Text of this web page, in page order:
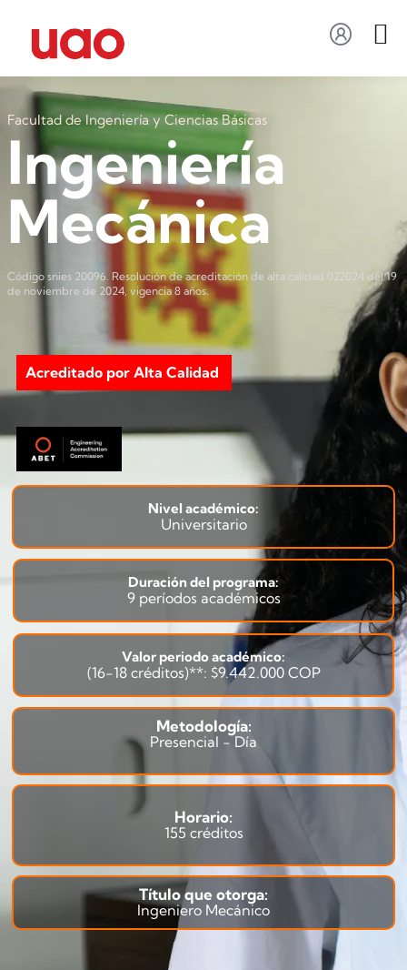
Facultad de Ingeniería y Ciencias Básicas
Ingeniería
Mecánica
Código snies 20096. Resolución de acreditación de alta calidad 022024 del 19
de noviembre de 2024, vigencia 8 años.
Acreditado por Alta Calidad
Nivel académico:
Universitario
Duración del programa:
9 períodos académicos
Valor periodo académico:
(16-18 créditos)**: $9.442.000 COP
Metodología:
Presencial - Día
Horario:
155 créditos
Título que otorga:
Ingeniero Mecánico